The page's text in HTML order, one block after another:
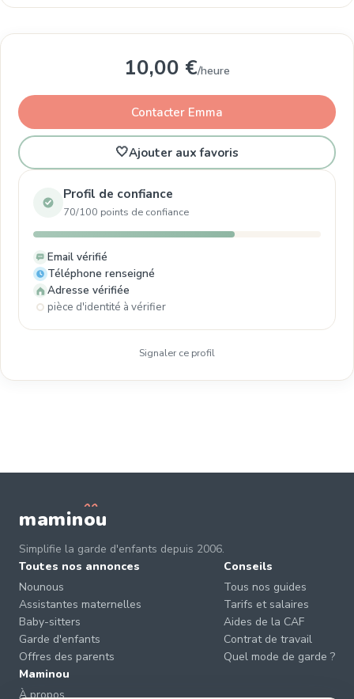
10,00 €/heure
Contacter Emma
🤍Ajouter aux favoris
Profil de confiance
70/100 points de confiance
Email vérifié
Téléphone renseigné
Adresse vérifiée
pièce d'identité à vérifier
Signaler ce profil
maminou
Simplifie la garde d'enfants depuis 2006.
Toutes nos annonces
Nounous
Assistantes maternelles
Baby-sitters
Garde d'enfants
Offres des parents
Conseils
Tous nos guides
Tarifs et salaires
Aides de la CAF
Contrat de travail
Quel mode de garde ?
Maminou
À propos